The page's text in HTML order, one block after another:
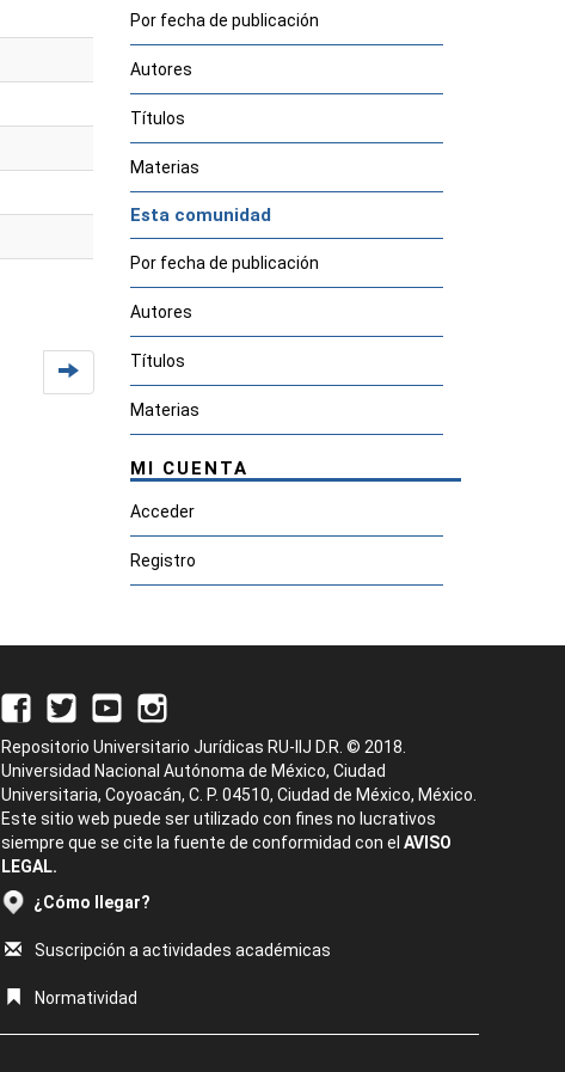
Por fecha de publicación
Autores
Títulos
Materias
Esta comunidad
Por fecha de publicación
Autores
Títulos
Materias
MI CUENTA
Acceder
Registro
Repositorio Universitario Jurídicas RU-IIJ D.R. © 2018.
Universidad Nacional Autónoma de México, Ciudad
Universitaria, Coyoacán, C. P. 04510, Ciudad de México, México.
Este sitio web puede ser utilizado con fines no lucrativos
siempre que se cite la fuente de conformidad con el AVISO
LEGAL.
¿Cómo llegar?
Suscripción a actividades académicas
Normatividad